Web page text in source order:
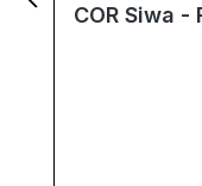
COR Siwa -